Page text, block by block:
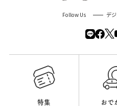
Follow Us デ
特集 おで